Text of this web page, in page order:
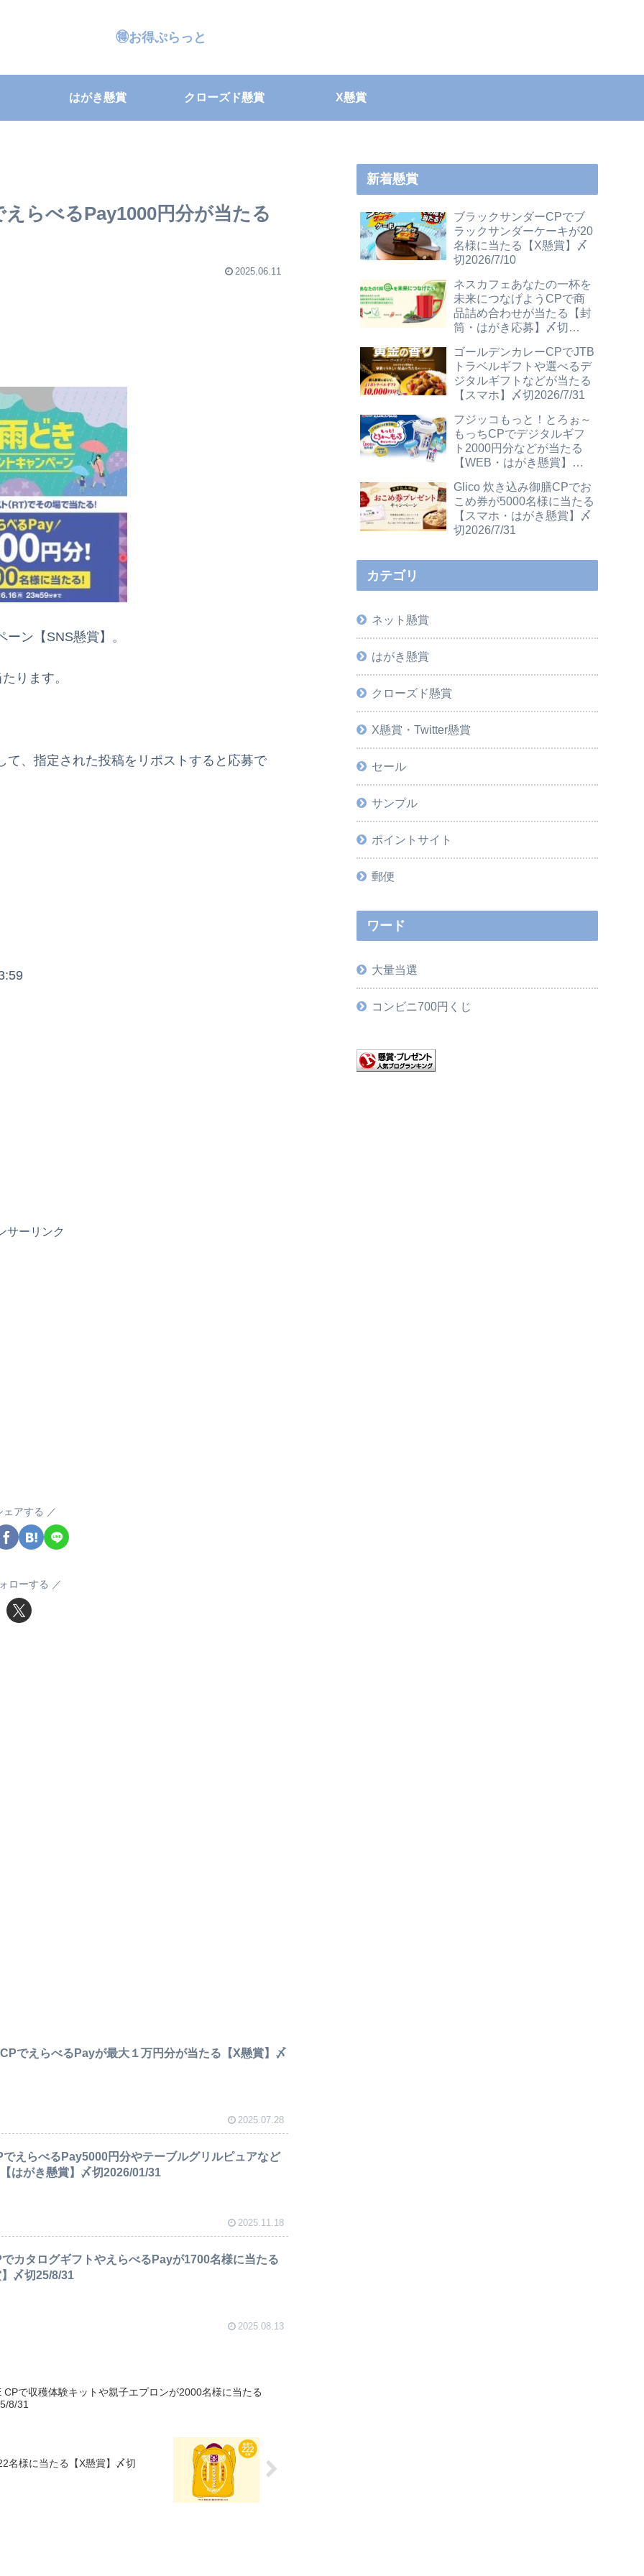
🉐お得ぷらっと
はがき懸賞 クローズド懸賞 X懸賞
らべるPay1000円分が当たる
2025.06.11
ン【SNS懸賞】。
ります。
、指定された投稿をリポストすると応募で
サーリンク
ェアする
ローする
でえらべるPayが最大１万円分が当たる【X懸賞】〆
2025.07.28
えらべるPay5000円分やテーブルグリルピュアなど
はがき懸賞】〆切2026/01/31
2025.11.18
カタログギフトやえらべるPayが1700名様に当たる
〆切25/8/31
2025.08.13
で収穫体験キットや親子エプロンが2000名様に当たる
8/31
名様に当たる【X懸賞】〆切
新着懸賞
ブラックサンダーCPでブ
ラックサンダーケーキが20
名様に当たる【X懸賞】〆
切2026/7/10
ネスカフェあなたの一杯を
未来につなげようCPで商
品詰め合わせが当たる【封
筒・はがき応募】〆切
ゴールデンカレーCPでJTB
トラベルギフトや選べるデ
ジタルギフトなどが当たる
【スマホ】〆切2026/7/31
フジッコもっと！とろぉ～
もっちCPでデジタルギフ
ト2000円分などが当たる
【WEB・はがき懸賞】〆
Glico 炊き込み御膳CPでお
こめ券が5000名様に当たる
【スマホ・はがき懸賞】〆
切2026/7/31
カテゴリ
ネット懸賞
はがき懸賞
クローズド懸賞
X懸賞・Twitter懸賞
セール
サンプル
ポイントサイト
郵便
ワード
大量当選
コンビニ700円くじ